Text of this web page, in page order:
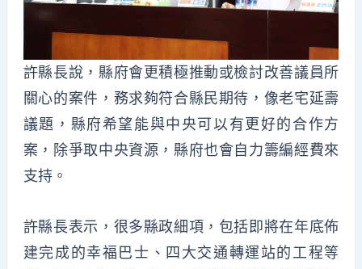
許縣長說，縣府會更積極推動或檢討改善議員所
關心的案件，務求夠符合縣民期待，像老宅延壽
議題，縣府希望能與中央可以有更好的合作方
案，除爭取中央資源，縣府也會自力籌編經費來
支持。
許縣長表示，很多縣政細項，包括即將在年底佈
建完成的幸福巴士、四大交通轉運站的工程等